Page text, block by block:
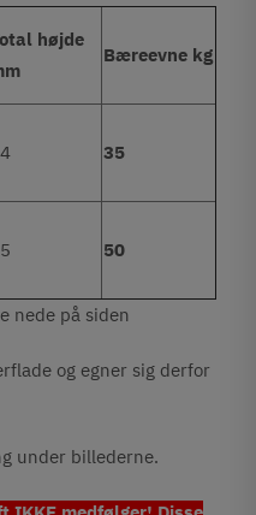
højde
Bæreevne kg
35
50
nede på siden
og egner sig derfor
under billederne.